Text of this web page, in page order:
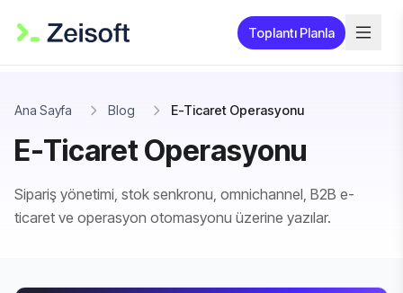
Toplantı Planla
Ana Sayfa Blog E-Ticaret Operasyonu
E-Ticaret Operasyonu
Sipariş yönetimi, stok senkronu, omnichannel, B2B e-
ticaret ve operasyon otomasyonu üzerine yazılar.